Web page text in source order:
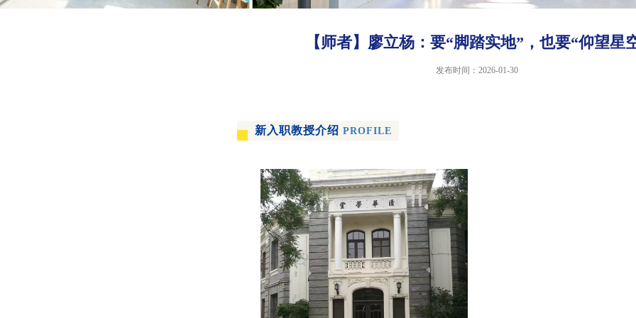
【师者】廖立杨：要“脚踏实地”，也要“仰望星
发布时间：2026-01-30
新入职教授介绍 PROFILE